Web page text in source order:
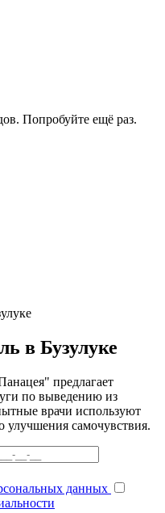
Попробуйте ещё раз.
в Бузулуке
предлагает
по выведению из
врачи используют
улучшения самочувствия.
данных